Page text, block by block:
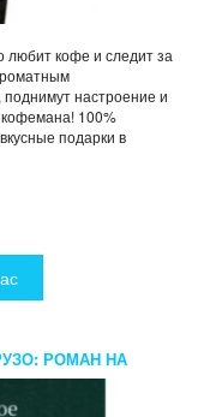
любит кофе и следит за
настроение и
100%
подарки в
РОМАН НА